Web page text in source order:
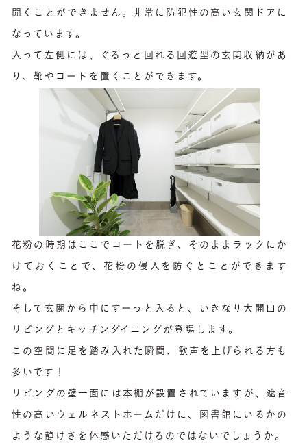
開くことができません。非常に防犯性の高い玄関ドアに
なっています。
入って左側には、ぐるっと回れる回遊型の玄関収納があ
り、靴やコートを置くことができます。
花粉の時期はここでコートを脱ぎ、そのままラックにか
けておくことで、花粉の侵入を防ぐとことができます
ね。
そして玄関から中にすーっと入ると、いきなり大開口の
リビングとキッチンダイニングが登場します。
この空間に足を踏み入れた瞬間、歓声を上げられる方も
多いです！
リビングの壁一面には本棚が設置されていますが、遮音
性の高いウェルネストホームだけに、図書館にいるかの
ような静けさを体感いただけるのではないでしょうか。